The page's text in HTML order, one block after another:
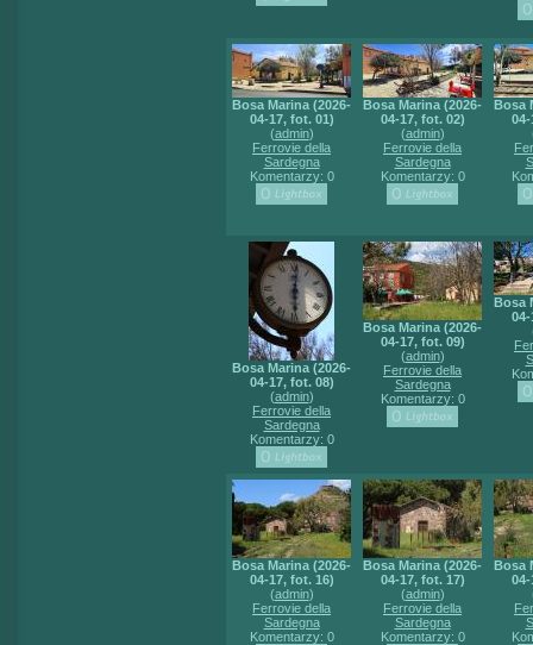
Bosa Marina (2026-
04-17, fot. 01)
(admin)
Ferrovie della
Sardegna
Komentarzy: 0
Bosa Marina (2026-
04-17, fot. 02)
(admin)
Ferrovie della
Sardegna
Komentarzy: 0
Bosa
Bosa Marina (2026-
04-17, fot. 08)
(admin)
Ferrovie della
Sardegna
Komentarzy: 0
Bosa Marina (2026-
04-17, fot. 09)
(admin)
Ferrovie della
Sardegna
Komentarzy: 0
Bosa
Bosa Marina (2026-
04-17, fot. 16)
(admin)
Ferrovie della
Sardegna
Komentarzy: 0
Bosa Marina (2026-
04-17, fot. 17)
(admin)
Ferrovie della
Sardegna
Komentarzy: 0
Bosa